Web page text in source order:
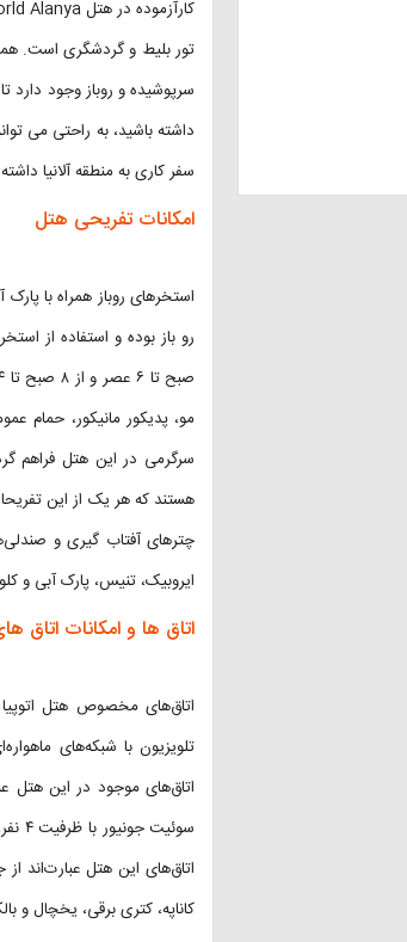
تور بلیط و گردشگری است.
سرپوشیده و روباز وجود
داشته باشید، به راحتی می
سفر کاری به منطقه آلانیا
امکانات تفریحی هتل
استخرهای روباز همراه با
مو، پدیکور مانیکور، حمام
هستند که هر یک از این
چترهای آفتاب گیری و
ایروبیک، تنیس، پارک آبی و
اتاق ها و امکانات اتاق
اتاق‌های مخصوص هتل اتوپیا
تلویزیون با شبکه‌های
اتاق‌های موجود در این هتل
اتاق‌های این هتل عبارت‌اند
کاناپه، کتری برقی، یخچال و